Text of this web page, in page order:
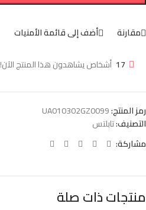
مقارنة أضف إلى قائمة الأمنيات
17 أشخاص يشاهدون هذا المنتج الآن!
رمز المنتج:UA010302GZ0099
التصنيف:تابلتس
مشاركة:
منتجات ذات صلة